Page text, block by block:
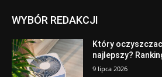
WYBÓR REDAKCJI
Który
najlepszy?
9 lipca 2026